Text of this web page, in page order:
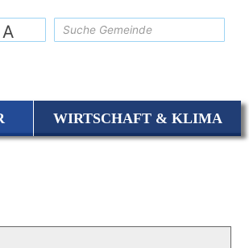
A
WIRTSCHAFT & KLIMA